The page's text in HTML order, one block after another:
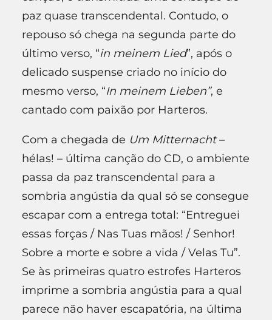
paz quase transcendental. Contudo, o
repouso só chega na segunda parte do
último verso, “in meinem Lied”, após o
delicado suspense criado no início do
mesmo verso, “In meinem Lieben”, e
cantado com paixão por Harteros.
Com a chegada de Um Mitternacht–
hélas! – última canção do CD, o ambiente
passa da paz transcendental para a
sombria angústia da qual só se consegue
escapar com a entrega total: “Entreguei
essas forças / Nas Tuas mãos! / Senhor!
Sobre a morte e sobre a vida / Velas Tu”.
Se às primeiras quatro estrofes Harteros
imprime a sombria angústia para a qual
parece não haver escapatória, na última